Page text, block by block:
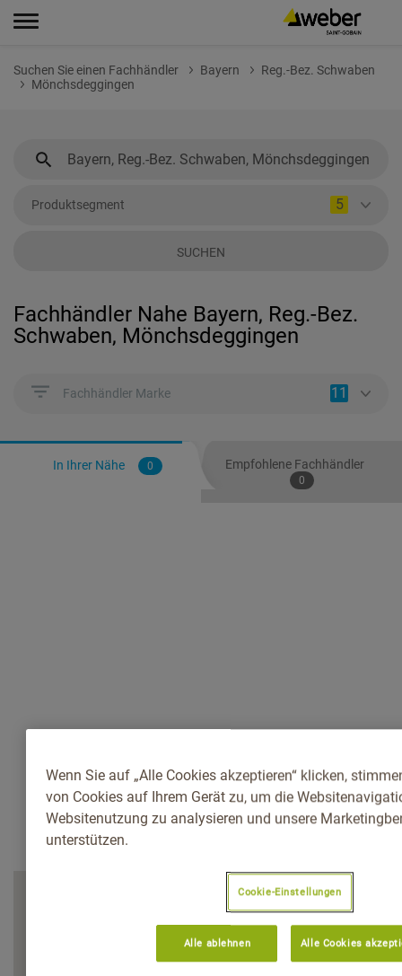
Suchen Sie einen Fachhändler Bayern
Reg.-Bez. Schwaben
Mönchsdeggingen
Produktsegment 5
SUCHEN
Fachhändler Nahe Bayern, Reg.-Bez.
Schwaben, Mönchsdeggingen
Fachhändler Marke 11
In Ihrer Nähe 0 Empfohlene Fachhändler
0
Wenn Sie auf „Alle Cookies akzeptieren“ klicken,
von Cookies auf Ihrem Gerät zu, um die
Websitenutzung zu analysieren und unsere
unterstützen.
Cookie-Einstellungen
Alle ablehnen Alle Cookies